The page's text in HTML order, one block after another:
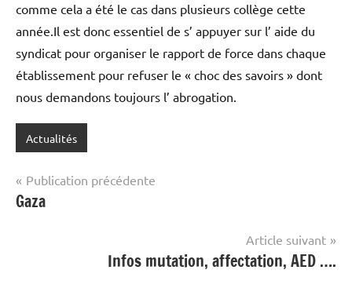
comme cela a été le cas dans plusieurs collège cette
année.Il est donc essentiel de s’ appuyer sur l’ aide du
syndicat pour organiser le rapport de force dans chaque
établissement pour refuser le « choc des savoirs » dont
nous demandons toujours l’ abrogation.
Actualités
Navigation
de
Publication précédente
Gaza
Article suivant
Infos mutation, affectation, AED ….